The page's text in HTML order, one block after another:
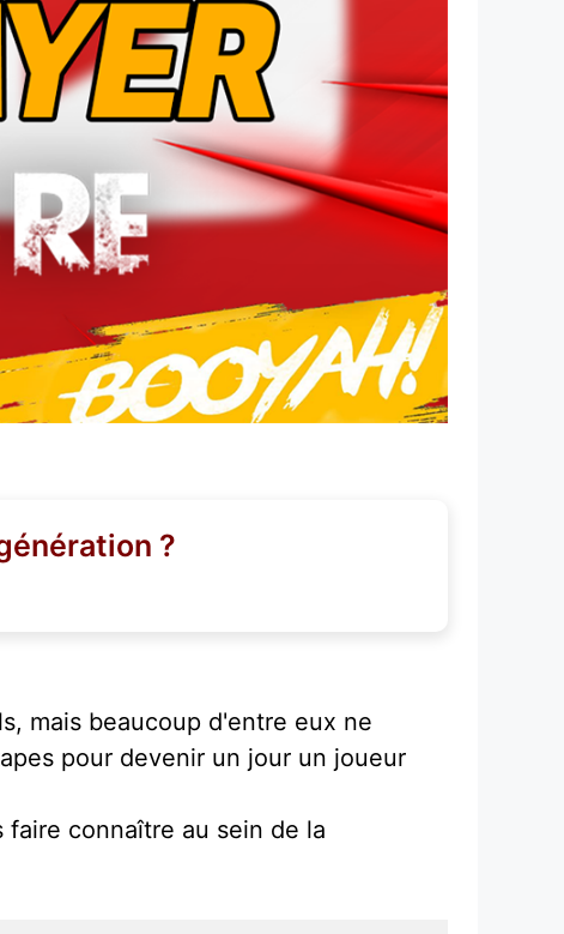
?
mais beaucoup d'entre eux ne
pour devenir un jour un joueur
connaître au sein de la